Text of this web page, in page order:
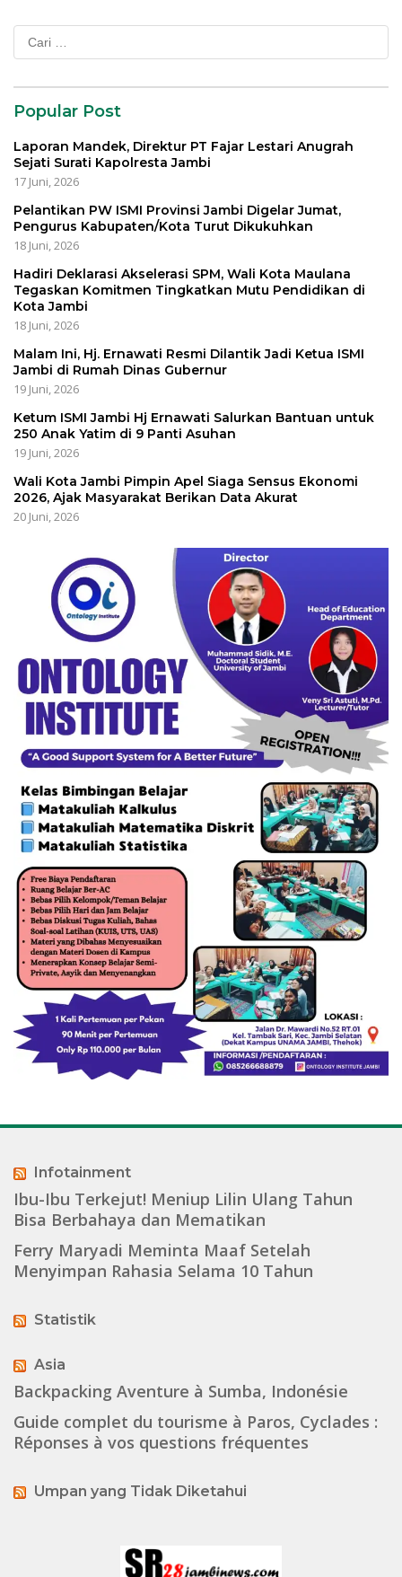
Cari
untuk:
Popular Post
Laporan Mandek, Direktur PT Fajar Lestari Anugrah
Sejati Surati Kapolresta Jambi
17 Juni, 2026
Pelantikan PW ISMI Provinsi Jambi Digelar Jumat,
Pengurus Kabupaten/Kota Turut Dikukuhkan
18 Juni, 2026
Hadiri Deklarasi Akselerasi SPM, Wali Kota Maulana
Tegaskan Komitmen Tingkatkan Mutu Pendidikan di
Kota Jambi
18 Juni, 2026
Malam Ini, Hj. Ernawati Resmi Dilantik Jadi Ketua ISMI
Jambi di Rumah Dinas Gubernur
19 Juni, 2026
Ketum ISMI Jambi Hj Ernawati Salurkan Bantuan untuk
250 Anak Yatim di 9 Panti Asuhan
19 Juni, 2026
Wali Kota Jambi Pimpin Apel Siaga Sensus Ekonomi
2026, Ajak Masyarakat Berikan Data Akurat
20 Juni, 2026
Infotainment
Ibu-Ibu Terkejut! Meniup Lilin Ulang Tahun
Bisa Berbahaya dan Mematikan
Ferry Maryadi Meminta Maaf Setelah
Menyimpan Rahasia Selama 10 Tahun
Statistik
Asia
Backpacking Aventure à Sumba, Indonésie
Guide complet du tourisme à Paros, Cyclades :
Réponses à vos questions fréquentes
Umpan yang Tidak Diketahui